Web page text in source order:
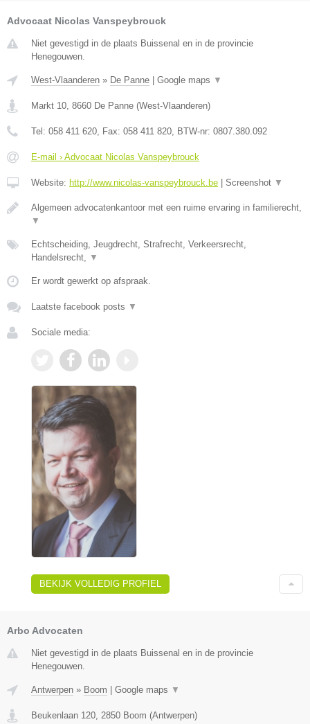
Advocaat Nicolas Vanspeybrouck
Niet gevestigd in de plaats Buissenal en in de provincie
Henegouwen.
West-Vlaanderen » De Panne Google maps ▼
Markt 10 8660 De Panne (West-Vlaanderen)
Tel: 058 411 620 , Fax: 058 411 820 , BTW-nr: 0807.380.092
E-mail › Advocaat Nicolas Vanspeybrouck
Website: http://www.nicolas-vanspeybrouck.be Screenshot ▼
Algemeen advocatenkantoor met een ruime ervaring in familierecht,
▼
Echtscheiding, Jeugdrecht, Strafrecht, Verkeersrecht,
Handelsrecht,
▼
Er wordt gewerkt op afspraak.
Laatste facebook posts ▼
Sociale media:
BEKIJK VOLLEDIG PROFIEL
Arbo Advocaten
Niet gevestigd in de plaats Buissenal en in de provincie
Henegouwen.
Antwerpen » Boom | Google maps ▼
Beukenlaan 120 2850 Boom (Antwerpen)